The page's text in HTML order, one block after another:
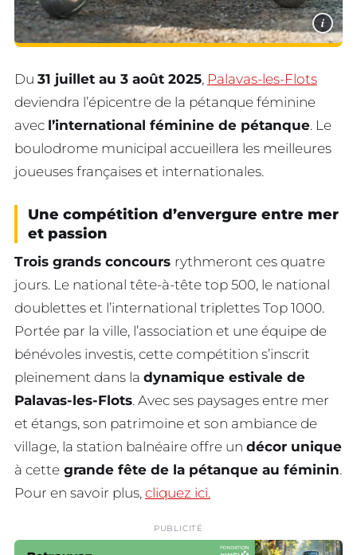
i
Du 31 juillet au 3 août 2025, Palavas-les-Flots
deviendra l’épicentre de la pétanque féminine
avec l’international féminine de pétanque. Le
boulodrome municipal accueillera les meilleures
joueuses françaises et internationales.
Une compétition d’envergure entre mer
et passion
Trois grands concours rythmeront ces quatre
jours. Le national tête-à-tête top 500, le national
doublettes et l’international triplettes Top 1000.
Portée par la ville, l’association et une équipe de
bénévoles investis, cette compétition s’inscrit
pleinement dans la dynamique estivale de
Palavas-les-Flots. Avec ses paysages entre mer
et étangs, son patrimoine et son ambiance de
village, la station balnéaire offre un décor unique
à cette grande fête de la pétanque au féminin.
Pour en savoir plus, cliquez ici.
PUBLICITÉ